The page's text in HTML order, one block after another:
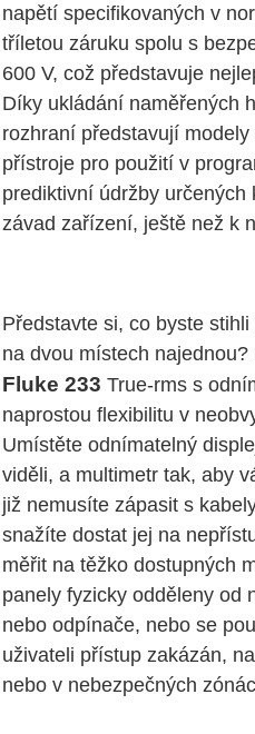
napětí specifikovaných v
tříletou záruku spolu s
600 V, což představuje
Díky ukládání naměřených
rozhraní představují
přístroje pro použití v
prediktivní údržby
závad zařízení, ještě než k
Představte si, co byste
na dvou místech
Fluke 233 True-rms s
naprostou flexibilitu v
Umístěte odnímatelný
viděli, a multimetr tak, aby
již nemusíte zápasit s
snažíte dostat jej na
měřit na těžko dostupných
panely fyzicky odděleny od
nebo odpínače, nebo se
uživateli přístup zakázán,
nebo v nebezpečných